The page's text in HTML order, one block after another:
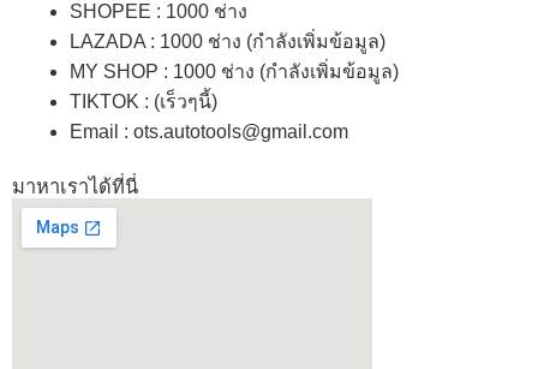
SHOPEE : 1000 ช่าง
LAZADA : 1000 ช่าง (กำลังเพิ่มข้อมูล)
MY SHOP : 1000 ช่าง (กำลังเพิ่มข้อมูล)
TIKTOK : (เร็วๆนี้)
Email : ots.autotools@gmail.com
มาหาเราได้ที่นี่